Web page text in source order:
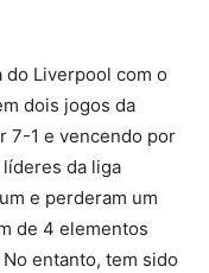
do Liverpool com o
dois jogos da
7-1 e vencendo por
da liga
e perderam um
de 4 elementos
entanto, tem sido